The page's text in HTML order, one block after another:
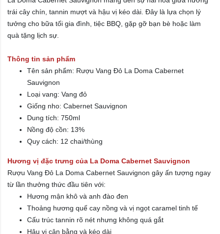
trái cây chín, tannin mượt và hậu vị kéo dài. Đây là lựa chọn lý
tưởng cho bữa tối gia đình, tiệc BBQ, gặp gỡ bạn bè hoặc làm
quà tặng lịch sự.
Thông tin sản phẩm
Tên sản phẩm: Rượu Vang Đỏ La Doma Cabernet
Sauvignon
Loại vang: Vang đỏ
Giống nho: Cabernet Sauvignon
Dung tích: 750ml
Nồng độ cồn: 13%
Quy cách: 12 chai/thùng
Hương vị đặc trưng của La Doma Cabernet Sauvignon
Rượu Vang Đỏ La Doma Cabernet Sauvignon gây ấn tượng ngay
từ lần thưởng thức đầu tiên với:
Hương mận khô và anh đào đen
Thoảng hương quế cay nồng và vị ngọt caramel tinh tế
Cấu trúc tannin rõ nét nhưng không quá gắt
Hậu vị cân bằng và kéo dài